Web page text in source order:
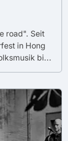
road". Seit
in Hong
bi...